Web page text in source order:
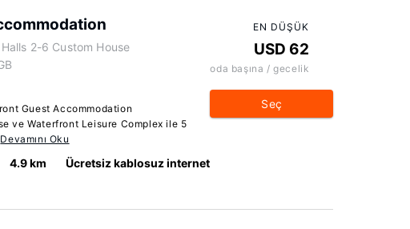
2-6 Custom House
Guest Accommodation
ve Waterfront Leisure Complex ile 5
Devamını Oku
4.9 km Ücretsiz kablosuz internet
EN DÜŞÜK
USD 62
oda başına / gecelik
Seç